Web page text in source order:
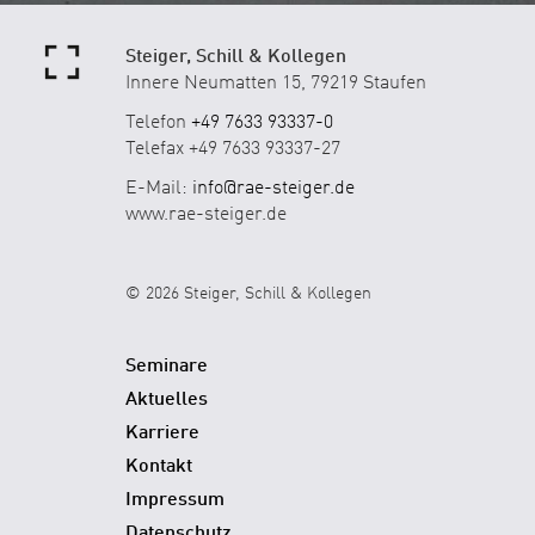
Steiger, Schill & Kollegen
Innere Neumatten 15, 79219 Staufen
Telefon +49 7633 93337-0
Telefax +49 7633 93337-27
E-Mail: info@rae-steiger.de
www.rae-steiger.de
© 2026 Steiger, Schill & Kollegen
Seminare
Aktuelles
Karriere
Kontakt
Impressum